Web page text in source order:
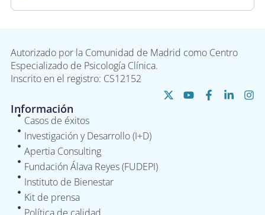
Autorizado por la Comunidad de Madrid como Centro
Especializado de Psicología Clínica.
Inscrito en el registro: CS12152
Información
Casos de éxitos
Investigación y Desarrollo (I+D)
Apertia Consulting
Fundación Álava Reyes (FUDEPI)
Instituto de Bienestar
Kit de prensa